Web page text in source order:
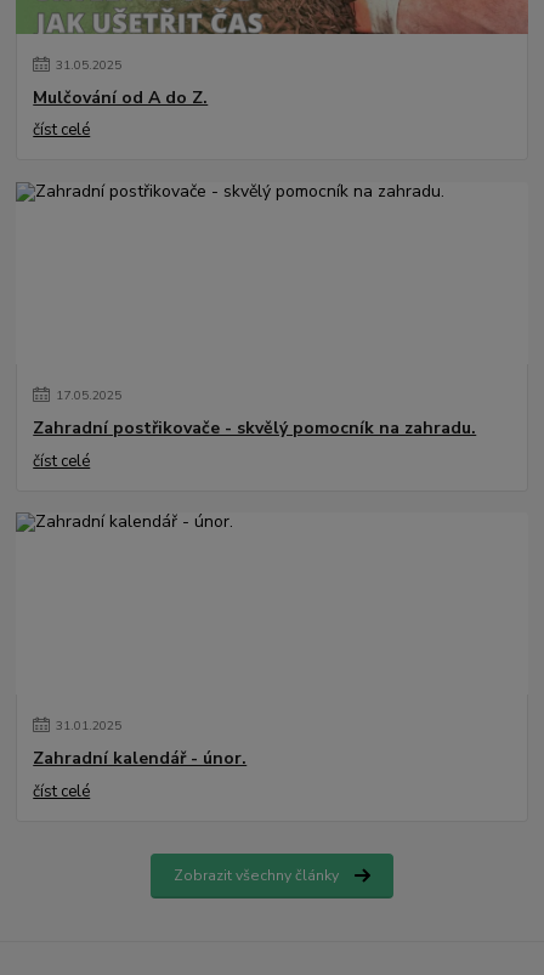
31.05.2025
Mulčování od A do Z.
číst celé
17.05.2025
Zahradní postřikovače - skvělý pomocník na zahradu.
číst celé
31.01.2025
Zahradní kalendář - únor.
číst celé
Zobrazit všechny články